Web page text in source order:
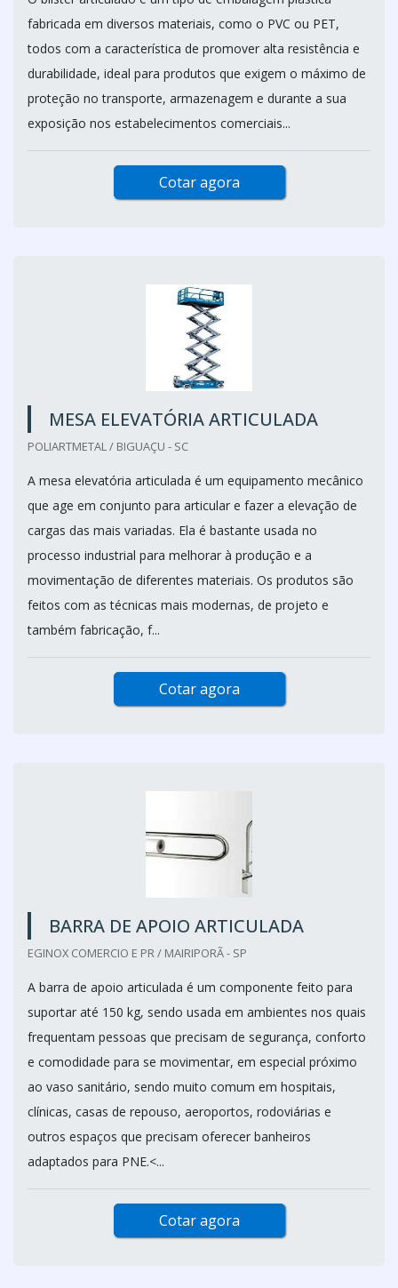
fabricada em diversos materiais, como o PVC ou PET,
todos com a característica de promover alta resistência e
durabilidade, ideal para produtos que exigem o máximo de
proteção no transporte, armazenagem e durante a sua
exposição nos estabelecimentos comerciais...
Cotar agora
MESA ELEVATÓRIA ARTICULADA
POLIARTMETAL / BIGUAÇU - SC
A mesa elevatória articulada é um equipamento mecânico
que age em conjunto para articular e fazer a elevação de
cargas das mais variadas. Ela é bastante usada no
processo industrial para melhorar à produção e a
movimentação de diferentes materiais. Os produtos são
feitos com as técnicas mais modernas, de projeto e
também fabricação, f...
Cotar agora
BARRA DE APOIO ARTICULADA
EGINOX COMERCIO E PR / MAIRIPORÃ - SP
A barra de apoio articulada é um componente feito para
suportar até 150 kg, sendo usada em ambientes nos quais
frequentam pessoas que precisam de segurança, conforto
e comodidade para se movimentar, em especial próximo
ao vaso sanitário, sendo muito comum em hospitais,
clínicas, casas de repouso, aeroportos, rodoviárias e
outros espaços que precisam oferecer banheiros
adaptados para PNE.<...
Cotar agora